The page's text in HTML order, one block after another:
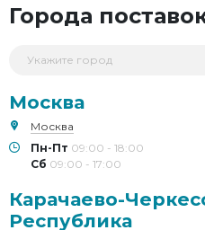
Города
Москва
Москва
Пн-Пт 09:00 - 18:00
Сб 09:00 - 17:00
Карачаево-
Республика